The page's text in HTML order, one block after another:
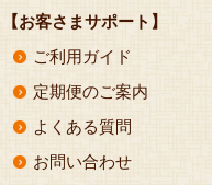
【お客さまサポート】
ご利用ガイド
定期便のご案内
よくある質問
お問い合わせ